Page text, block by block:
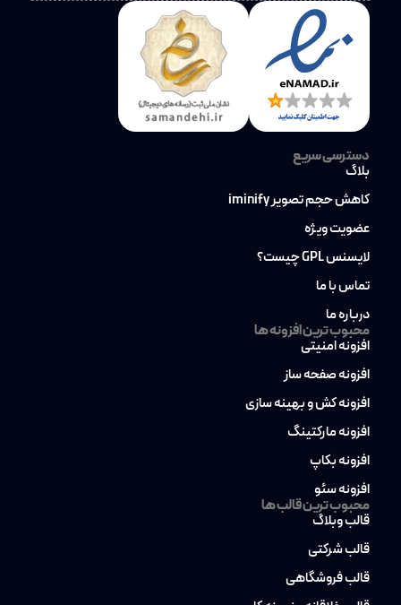
دسترسی سریع
بلاگ
کاهش حجم تصویر iminify
عضویت ویژه
لایسنس GPL چیست؟
تماس با ما
درباره ما
محبوب ترین افزونه ها
افزونه امنیتی
افزونه صفحه ساز
افزونه کش و بهینه سازی
افزونه مارکتینگ
افزونه بکاپ
افزونه سئو
محبوب ترین قالب ها
قالب وبلاگ
قالب شرکتی
قالب فروشگاهی